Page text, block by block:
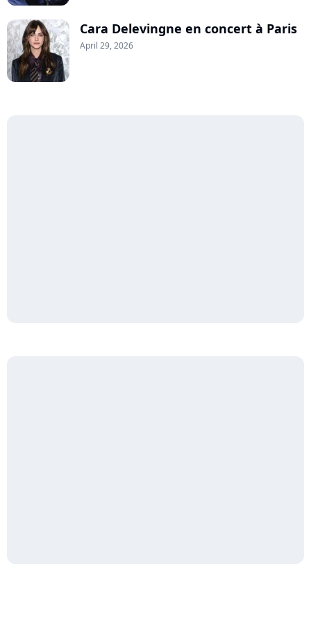
Cara Delevingne en concert à Paris
April 29, 2026